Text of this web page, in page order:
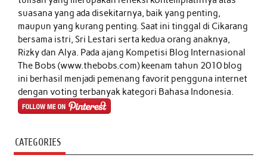
suasana yang ada disekitarnya, baik yang penting,
maupun yang kurang penting. Saat ini tinggal di Cikarang
bersama istri, Sri Lestari serta kedua orang anaknya,
Rizky dan Alya. Pada ajang Kompetisi Blog Internasional
The Bobs (www.thebobs.com) keenam tahun 2010 blog
ini berhasil menjadi pemenang favorit pengguna internet
dengan voting terbanyak kategori Bahasa Indonesia.
CATEGORIES